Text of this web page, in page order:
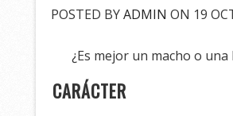
POSTED BYADMIN ON 19
¿Es mejor un macho o una
CARÁCTER